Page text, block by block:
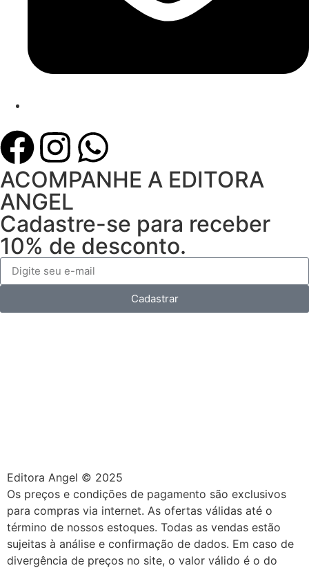
ACOMPANHE A EDITORA
ANGEL
Cadastre-se para receber
10% de desconto.
Cadastrar
Editora Angel © 2025
Os preços e condições de pagamento são exclusivos
para compras via internet. As ofertas válidas até o
término de nossos estoques. Todas as vendas estão
sujeitas à análise e confirmação de dados. Em caso de
divergência de preços no site, o valor válido é o do